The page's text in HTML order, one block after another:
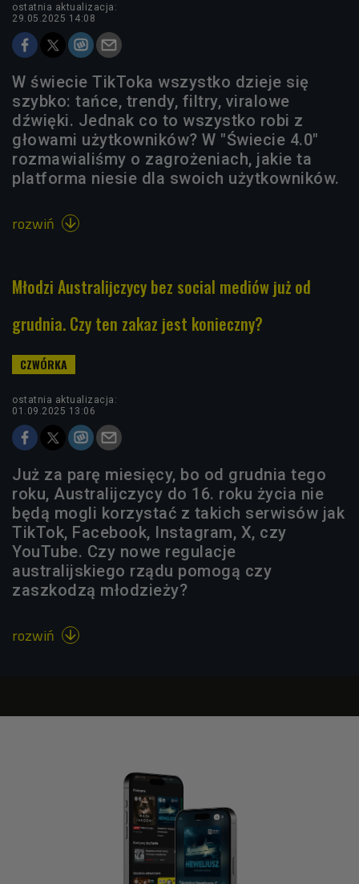
ostatnia aktualizacja:
29.05.2025 14:08
W świecie TikToka wszystko dzieje się
szybko: tańce, trendy, filtry, viralowe
dźwięki. Jednak co to wszystko robi z
głowami użytkowników? W "Świecie 4.0"
rozmawialiśmy o zagrożeniach, jakie ta
platforma niesie dla swoich użytkowników.
rozwiń 
Młodzi Australijczycy bez social mediów już od
grudnia. Czy ten zakaz jest konieczny?
ostatnia aktualizacja:
01.09.2025 13:06
Już za parę miesięcy, bo od grudnia tego
roku, Australijczycy do 16. roku życia nie
będą mogli korzystać z takich serwisów jak
TikTok, Facebook, Instagram, X, czy
YouTube. Czy nowe regulacje
australijskiego rządu pomogą czy
zaszkodzą młodzieży?
rozwiń 